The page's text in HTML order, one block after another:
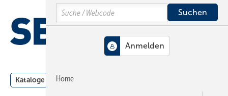
Hauptinhalt
Hauptmenü
SiteSearch
Kataloge Meldungen
Search
Home